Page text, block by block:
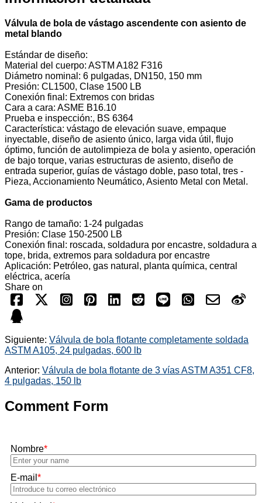
Válvula de bola de vástago ascendente con asiento de
metal blando
Estándar de diseño:
Material del cuerpo: ASTM A182 F316
Diámetro nominal: 6 pulgadas, DN150, 150 mm
Presión: CL1500, Clase 1500 LB
Conexión final: Extremos con bridas
Cara a cara: ASME B16.10
Prueba e inspección:, BS 6364
Característica: vástago de elevación suave, empaque
inyectable, diseño de asiento único, larga vida útil, flujo
óptimo, función de autolimpieza de bola y asiento, operación
de bajo torque, varias estructuras de asiento, diseño de
entrada superior, guías de vástago doble, paso total, tres -
Pieza, Accionamiento Neumático, Asiento Metal con Metal.
Gama de productos
Rango de tamaño: 1-24 pulgadas
Presión: Clase 150-2500 LB
Conexión final: roscada, soldadura por encastre, soldadura a
tope, brida, extremos para soldadura por encastre
Aplicación: Petróleo, gas natural, planta química, central
eléctrica, acería
Share on
Siguiente: Válvula de bola flotante completamente soldada
ASTM A105, 24 pulgadas, 600 lb
Anterior: Válvula de bola flotante de 3 vías ASTM A351 CF8,
4 pulgadas, 150 lb
Comment Form
Nombre*
E-mail *